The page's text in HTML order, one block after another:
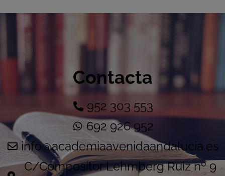
Contacta
952 303 553
692 926 952
info@academiaavenidaandalucia.es
C/Compositor Lehmberg Ruiz nº 9